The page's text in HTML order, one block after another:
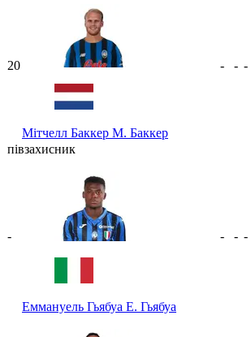
20
Мітчелл Баккер М. Баккер
- - -
півзахисник
-
Еммануель Гьябуа Е. Гьябуа
- - -